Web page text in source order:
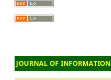
JOURNAL OF INFORMATION